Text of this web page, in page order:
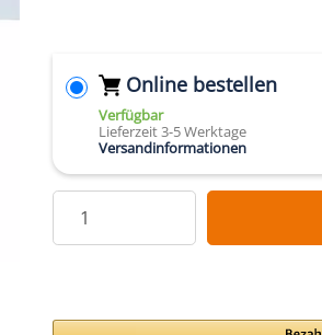
Online bestellen
Verfügbar
Lieferzeit 3-5 Werktage
Versandinformationen